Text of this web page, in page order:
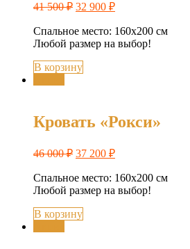
41 500₽ 32 900 ₽
Спальное место: 160х200 см
Любой размер на выбор!
В корзину
Кровать «Рокси»
46 000₽ 37 200 ₽
Спальное место: 160х200 см
Любой размер на выбор!
В корзину